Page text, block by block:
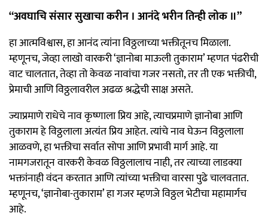
“अवघाचि संसार सुखाचा करीन । आनंदे भरीन तिन्ही लोक ॥”
हा आत्मविश्वास, हा आनंद त्यांना विठ्ठलाच्या भक्तीतूनच मिळाला.
म्हणूनच, जेव्हा लाखो वारकरी ‘ज्ञानोबा माऊली तुकाराम’ म्हणत पंढरीची
वाट चालतात, तेव्हा तो केवळ नावांचा गजर नसतो, तर ती एक भक्तीची,
प्रेमाची आणि विठ्ठलावरील अढळ श्रद्धेची साक्ष असते.
ज्याप्रमाणे राधेचे नाव कृष्णाला प्रिय आहे, त्याचप्रमाणे ज्ञानोबा आणि
तुकाराम हे विठ्ठलाला अत्यंत प्रिय आहेत. त्यांचे नाव घेऊन विठ्ठलाला
आळवणे, हा भक्तीचा सर्वात सोपा आणि प्रभावी मार्ग आहे. या
नामगजरातून वारकरी केवळ विठ्ठलालाच नाही, तर त्याच्या लाडक्या
भक्तांनाही वंदन करतात आणि त्यांच्या भक्तीचा वारसा पुढे चालवतात.
म्हणूनच, ‘ज्ञानोबा-तुकाराम’ हा गजर म्हणजे विठ्ठल भेटीचा महामार्गच
आहे.